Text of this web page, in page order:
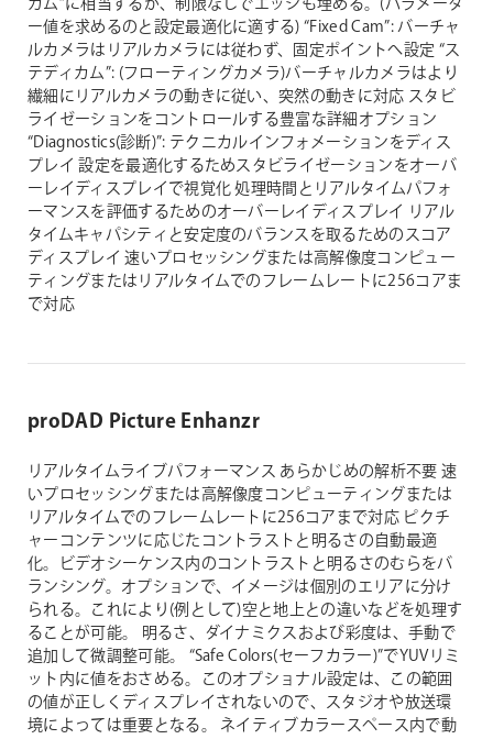
カム”に相当するが、制限なしでエッジも埋める。(パラメータ
ー値を求めるのと設定最適化に適する) “Fixed Cam”: バーチャ
ルカメラはリアルカメラには従わず、固定ポイントへ設定 “ス
テディカム”: (フローティングカメラ)バーチャルカメラはより
繊細にリアルカメラの動きに従い、突然の動きに対応 スタビ
ライゼーションをコントロールする豊富な詳細オプション
“Diagnostics(診断)”: テクニカルインフォメーションをディス
プレイ 設定を最適化するためスタビライゼーションをオーバ
ーレイディスプレイで視覚化処理時間とリアルタイムパフォ
ーマンスを評価するためのオーバーレイディスプレイ リアル
タイムキャパシティと安定度のバランスを取るためのスコア
ディスプレイ 速いプロセッシングまたは高解像度コンピュー
ティングまたはリアルタイムでのフレームレートに256コアま
で対応
proDAD Picture Enhanzr
リアルタイムライブパフォーマンス あらかじめの解析不要 速
いプロセッシングまたは高解像度コンピューティングまたは
リアルタイムでのフレームレートに256コアまで対応 ピクチ
ャーコンテンツに応じたコントラストと明るさの自動最適
化。ビデオシーケンス内のコントラストと明るさのむらをバ
ランシング。オプションで、イメージは個別のエリアに分け
られる。これにより(例として)空と地上との違いなどを処理す
ることが可能。
明るさ、ダイナミクスおよび彩度は、手動で
追加して微調整可能。
“Safe Colors(セーフカラー)”でYUVリミ
ット内に値をおさめる。このオプショナル設定は、この範囲
の値が正しくディスプレイされないので、スタジオや放送環
境によっては重要となる。
ネイティブカラースペース内で動